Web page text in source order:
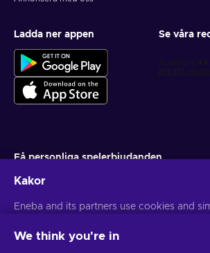
Ladda ner appen Se våra
Få personliga spelerbjudanden
Du kan när som helst avsluta din prenumeration.
Kakor
Eneba and its partners use cookies and
website. We use this information to
We think you're in